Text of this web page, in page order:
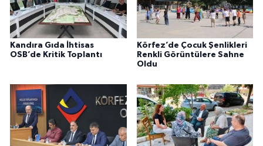
Kandıra Gıda İhtisas
OSB’de Kritik Toplantı
Körfez’de Çocuk Şenlikleri
Renkli Görüntülere Sahne
Oldu